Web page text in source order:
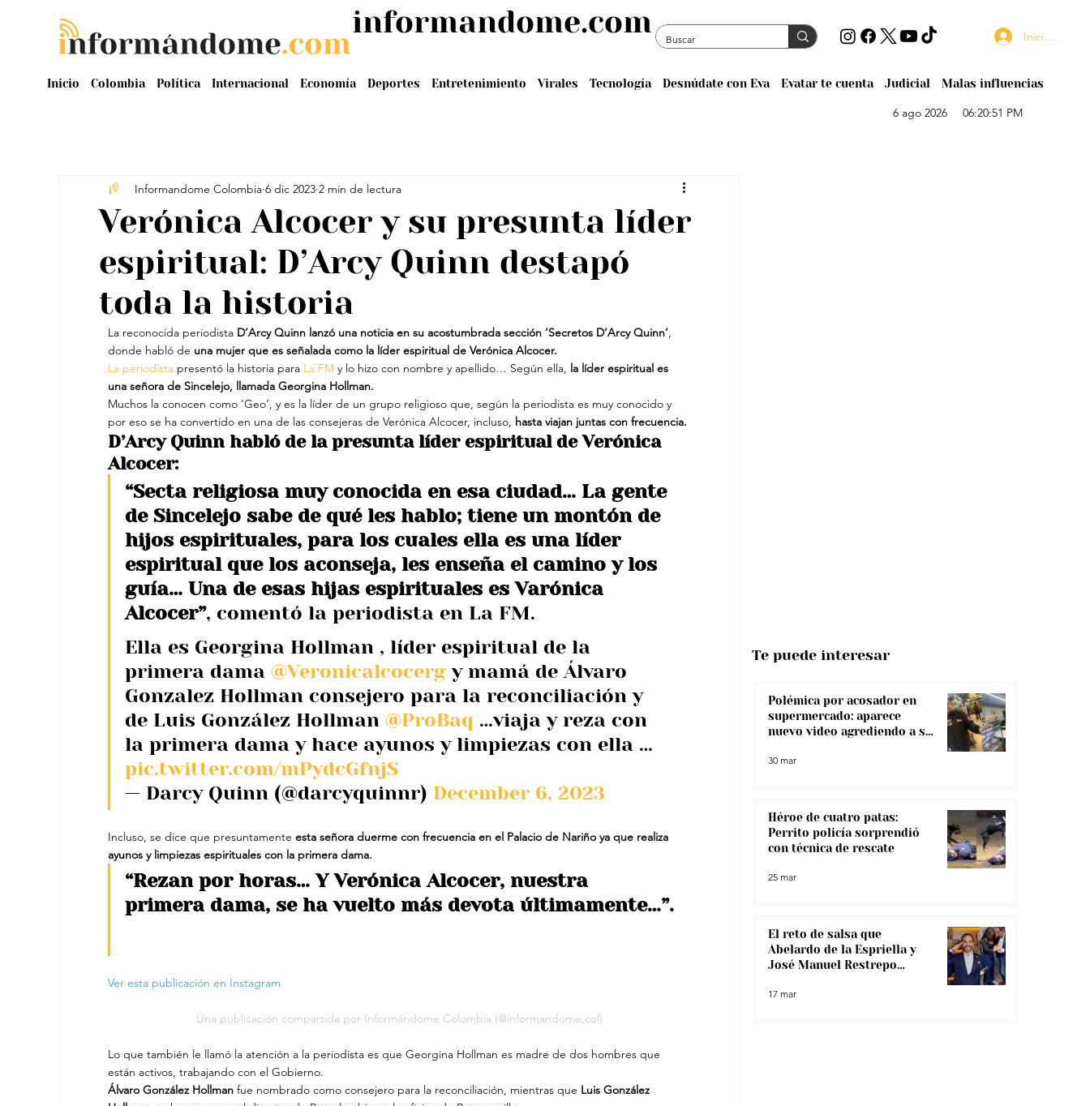
Inicio Colombia Política Internacional Economía Deportes Entretenimiento Virales Tecnología Desnúdate con Eva Evatar te cuenta Judicial Malas influencias
Iniciar sesión
6 ago 2026 06:20:51 PM
informandome.com
Verónica Alcocer y su presunta líder
espiritual: D’Arcy Quinn destapó
toda la historia
Informandome Colombia 6 dic 2023 2 min de lectura
La reconocida periodista D’Arcy Quinn lanzó una noticia en su acostumbrada sección ‘Secretos D’Arcy Quinn’,
donde habló de una mujer que es señalada como la líder espiritual de Verónica Alcocer.
La periodista presentó la historia para La FM y lo hizo con nombre y apellido… Según ella, la líder espiritual es
una señora de Sincelejo, llamada Georgina Hollman.
Muchos la conocen como ‘Geo’, y es la líder de un grupo religioso que, según la periodista es muy conocido y
por eso se ha convertido en una de las consejeras de Verónica Alcocer, incluso, hasta viajan juntas con frecuencia.
D’Arcy Quinn habló de la presunta líder espiritual de Verónica
Alcocer:
“Secta religiosa muy conocida en esa ciudad… La gente
de Sincelejo sabe de qué les hablo; tiene un montón de
hijos espirituales, para los cuales ella es una líder
espiritual que los aconseja, les enseña el camino y los
guía… Una de esas hijas espirituales es Varónica
Alcocer”, comentó la periodista en La FM.
Ella es Georgina Hollman , líder espiritual de la
primera dama @Veronicalcocerg y mamá de Álvaro
Gonzalez Hollman consejero para la reconciliación y
de Luis González Hollman @ProBaq …viaja y reza con
la primera dama y hace ayunos y limpiezas con ella …
pic.twitter.com/mPydcGfnjS
— Darcy Quinn (@darcyquinnr) December 6, 2023
Incluso, se dice que presuntamente esta señora duerme con frecuencia en el Palacio de Nariño ya que realiza
ayunos y limpiezas espirituales con la primera dama.
“Rezan por horas… Y Verónica Alcocer, nuestra
primera dama, se ha vuelto más devota últimamente…”.
Ver esta publicación en Instagram
Una publicación compartida por Informándome Colombia (@informandome.col)
Lo que también le llamó la atención a la periodista es que Georgina Hollman es madre de dos hombres que
están activos, trabajando con el Gobierno.
Álvaro González Hollman fue nombrado como consejero para la reconciliación, mientras que Luis González
Polémica por acosador en
supermercado: aparece
nuevo video agrediendo a su
30 mar
Héroe de cuatro patas:
Perrito policía sorprendió
con técnica de rescate
25 mar
El reto de salsa que
Abelardo de la Espriella y
José Manuel Restrepo
17 mar
Te puede interesar